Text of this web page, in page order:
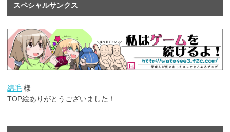
スペシャルサンクス
綿毛 様
TOP絵ありがとうございました！